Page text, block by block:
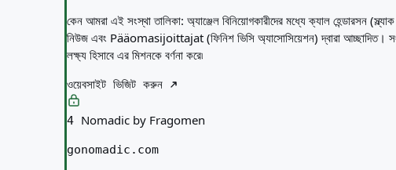
কেন আমরা এই সংস্থা তালিকা: অ্যাঞ্জেল বিনিয়োগকারীদের মধ্যে ক্যাল হেন্ডারসন
নিউজ এবং Pääomasijoittajat (ফিনিশ ভিসি অ্যাসোসিয়েশন) দ্বারা আচ্ছাদিত।
লক্ষ্য হিসাবে এর মিশনকে বর্ণনা করে৷
ওয়েবসাইট ভিজিট করুন
4 Nomadic by Fragomen
gonomadic.com